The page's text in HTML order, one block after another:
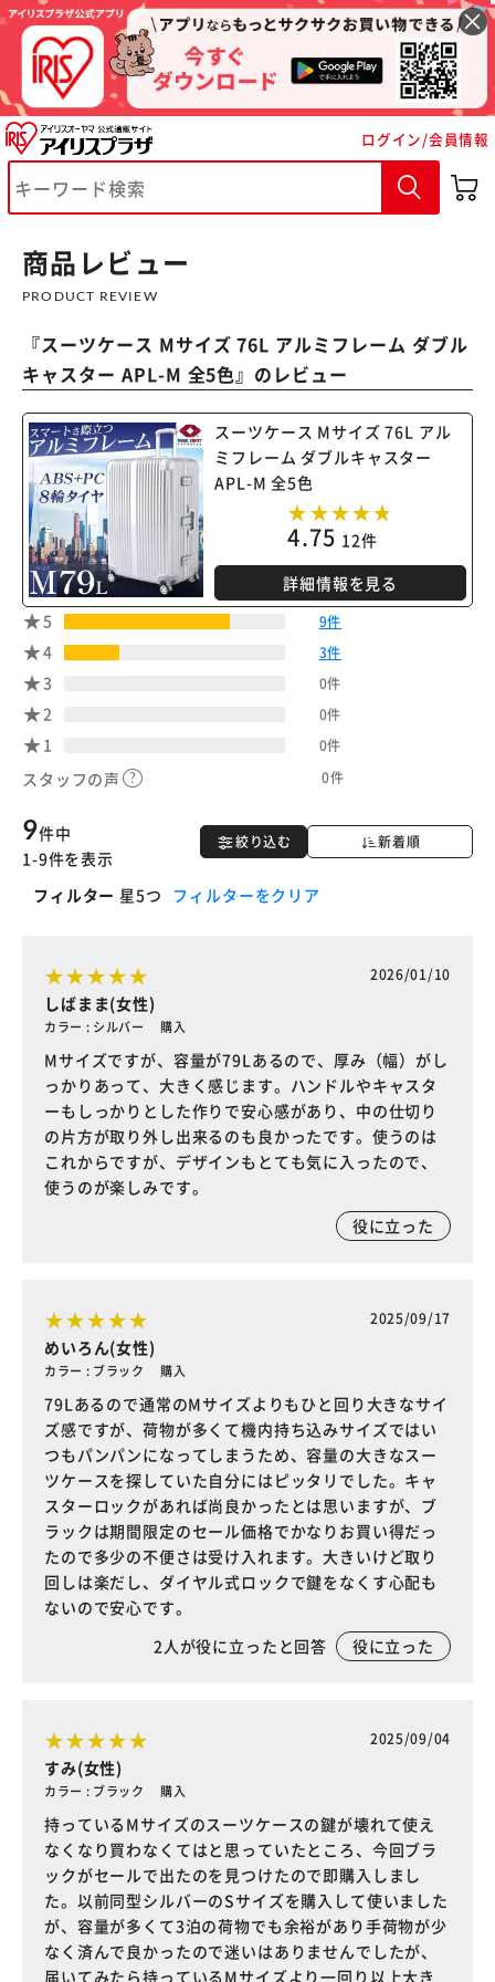
ログイン/会員情報
商品レビュー
PRODUCT REVIEW
『スーツケース Mサイズ 76L アルミフレーム ダブル
キャスター APL-M 全5色』のレビュー
スーツケース Mサイズ 76L アル
ミフレーム ダブルキャスター
APL-M 全5色
4.75 12件
詳細情報を見る
5
9件
4 3件
3 0件
2 0件
1 0件
スタッフの声 0件
絞り込む 新着順
9件中
1-9件を表示
フィルター 星5つ フィルターをクリア
2026/01/10
しばまま(女性)
カラー : シルバー 購入
Mサイズですが、容量が79Lあるので、厚み（幅）がし
っかりあって、大きく感じます。ハンドルやキャスタ
ーもしっかりとした作りで安心感があり、中の仕切り
の片方が取り外し出来るのも良かったです。使うのは
これからですが、デザインもとても気に入ったので、
使うのが楽しみです。
役に立った
2025/09/17
めいろん(女性)
カラー : ブラック 購入
79Lあるので通常のMサイズよりもひと回り大きなサイ
ズ感ですが、荷物が多くて機内持ち込みサイズではい
つもパンパンになってしまうため、容量の大きなスー
ツケースを探していた自分にはピッタリでした。キャ
スターロックがあれば尚良かったとは思いますが、ブ
ラックは期間限定のセール価格でかなりお買い得だっ
たので多少の不便さは受け入れます。大きいけど取り
回しは楽だし、ダイヤル式ロックで鍵をなくす心配も
ないので安心です。
2人が役に立ったと回答 役に立った
2025/09/04
すみ(女性)
カラー : ブラック 購入
持っているMサイズのスーツケースの鍵が壊れて使え
なくなり買わなくてはと思っていたところ、今回ブラ
ックがセールで出たのを見つけたので即購入しまし
た。以前同型シルバーのSサイズを購入して使いました
が、容量が多くて3泊の荷物でも余裕があり手荷物が少
なく済んで良かったので迷いはありませんでしたが、
届いてみたら持っているMサイズより一回り以上大き
※ご確認ください
カートに入れる 購入手続きへ